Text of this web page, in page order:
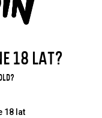
18 LAT?
18 lat